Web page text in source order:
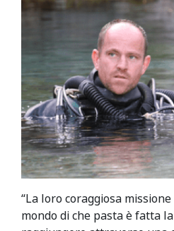
“La loro coraggiosa
mondo di che pasta è fatta